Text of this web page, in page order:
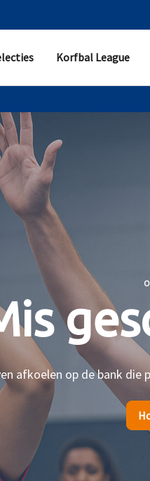
Korfbal League
afkoelen op de bank die